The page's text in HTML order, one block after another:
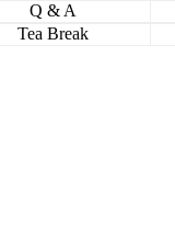
15:20-15:30
15:30-15:50